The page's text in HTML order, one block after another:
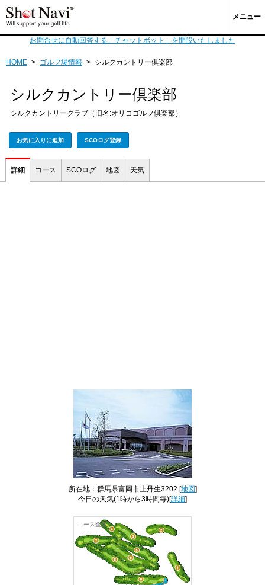
メニュー
お問合せに自動回答する「チャットボット」を開設いたしました
HOME > ゴルフ場情報 > シルクカントリー倶楽部
シルクカントリー倶楽部
シルクカントリークラブ（旧名:オリコゴルフ倶楽部）
お気に入りに追加 SCOログ登録
詳細 コース SCOログ 地図 天気
所在地：群馬県富岡市上丹生3202 [地図]
今日の天気(1時から3時間毎)[詳細]
コース全景